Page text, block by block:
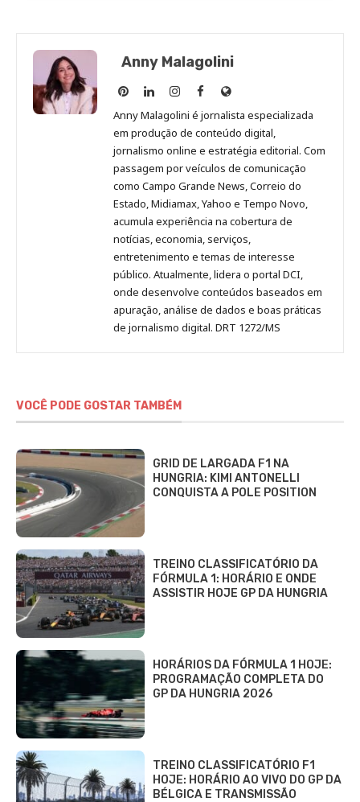
Anny Malagolini
Anny
Malagolini
no
Pinterest
Anny
Malagolini
no
LinkedIn
Anny
Malagolini
no
Instagram
Anny
Malagolini
no
Facebook
Site
de
Anny
Malagolini
Anny Malagolini é jornalista especializada
em produção de conteúdo digital,
jornalismo online e estratégia editorial. Com
passagem por veículos de comunicação
como Campo Grande News, Correio do
Estado, Midiamax, Yahoo e Tempo Novo,
acumula experiência na cobertura de
notícias, economia, serviços,
entretenimento e temas de interesse
público. Atualmente, lidera o portal DCI,
onde desenvolve conteúdos baseados em
apuração, análise de dados e boas práticas
de jornalismo digital. DRT 1272/MS
VOCÊ PODE GOSTAR TAMBÉM
GRID DE LARGADA F1 NA
HUNGRIA: KIMI ANTONELLI
CONQUISTA A POLE POSITION
TREINO CLASSIFICATÓRIO DA
FÓRMULA 1: HORÁRIO E ONDE
ASSISTIR HOJE GP DA HUNGRIA
HORÁRIOS DA FÓRMULA 1 HOJE:
PROGRAMAÇÃO COMPLETA DO
GP DA HUNGRIA 2026
TREINO CLASSIFICATÓRIO F1
HOJE: HORÁRIO AO VIVO DO GP DA
BÉLGICA E TRANSMISSÃO